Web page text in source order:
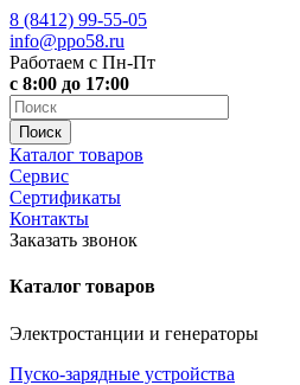
8 (8412) 99-55-05
info@ppo58.ru
Работаем с Пн-Пт
с 8:00 до 17:00
Каталог товаров
Сервис
Сертификаты
Контакты
Заказать звонок
Каталог товаров
Электростанции и генераторы
Пуско-зарядные устройства